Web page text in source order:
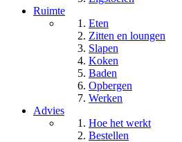
Ruimte
Eten
Zitten en loungen
Slapen
Koken
Baden
Opbergen
Werken
Advies
Hoe het werkt
Bestellen